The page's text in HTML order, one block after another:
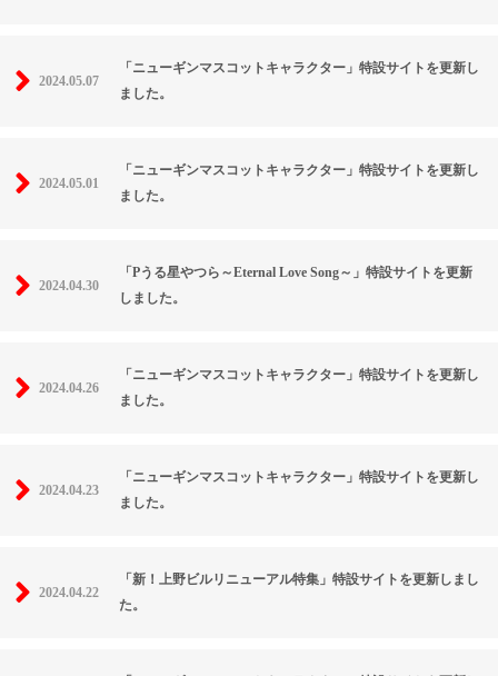
2024.05.07
「ニューギンマスコットキャラクター」特設サイトを更新し
ました。
2024.05.01
「ニューギンマスコットキャラクター」特設サイトを更新し
ました。
2024.04.30
「Pうる星やつら～Eternal Love Song～」特設サイトを更新
しました。
2024.04.26
「ニューギンマスコットキャラクター」特設サイトを更新し
ました。
2024.04.23
「ニューギンマスコットキャラクター」特設サイトを更新し
ました。
2024.04.22
「新！上野ビルリニューアル特集」特設サイトを更新しまし
た。